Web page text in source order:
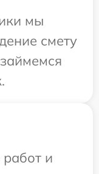
мы
смету
и